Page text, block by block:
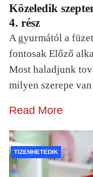
Közeledik
4. rész
A gyurmától a
fontosak Előző
Most haladjunk
milyen szerepe
Read More
TIZENHETEDIK